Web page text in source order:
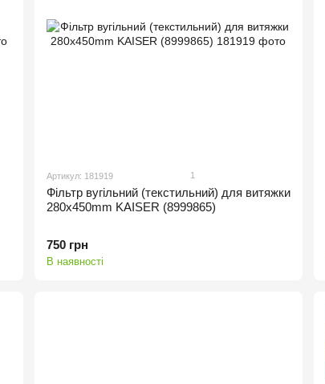
Артикул: 181919 1
Фільтр вугільний (текстильний) для витяжки
280x450mm KAISER (8999865)
750 грн
В наявності